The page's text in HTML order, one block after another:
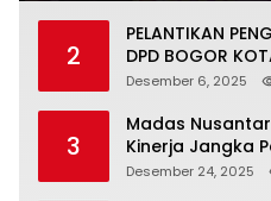
2
PELANTIKAN
DPD BOGOR
KHIDMAT
Desember 6, 2025
3
Madas
Kinerja Jangka
Panjang
Desember 24, 2025